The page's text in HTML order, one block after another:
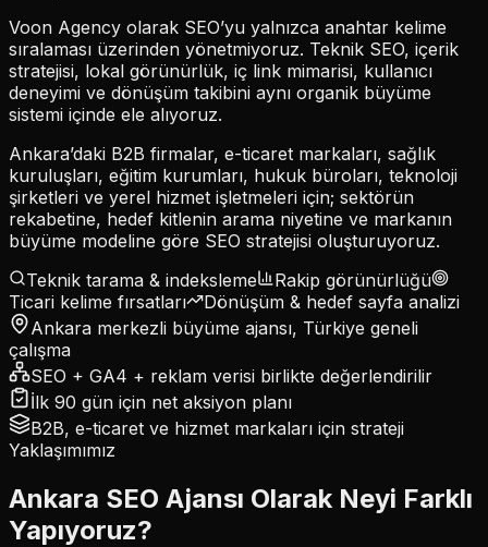
Voon Agency olarak SEO’yu yalnızca anahtar kelime
sıralaması üzerinden yönetmiyoruz. Teknik SEO, içerik
stratejisi, lokal görünürlük, iç link mimarisi, kullanıcı
deneyimi ve dönüşüm takibini aynı organik büyüme
sistemi içinde ele alıyoruz.
Ankara’daki B2B firmalar, e-ticaret markaları, sağlık
kuruluşları, eğitim kurumları, hukuk büroları, teknoloji
şirketleri ve yerel hizmet işletmeleri için; sektörün
rekabetine, hedef kitlenin arama niyetine ve markanın
büyüme modeline göre SEO stratejisi oluşturuyoruz.
Teknik tarama & indeksleme
Rakip görünürlüğü
Ticari kelime fırsatları
Dönüşüm & hedef sayfa analizi
Ankara merkezli büyüme ajansı, Türkiye geneli
çalışma
SEO + GA4 + reklam verisi birlikte değerlendirilir
İlk 90 gün için net aksiyon planı
B2B, e-ticaret ve hizmet markaları için strateji
Yaklaşımımız
Ankara SEO Ajansı Olarak Neyi Farklı
Yapıyoruz?